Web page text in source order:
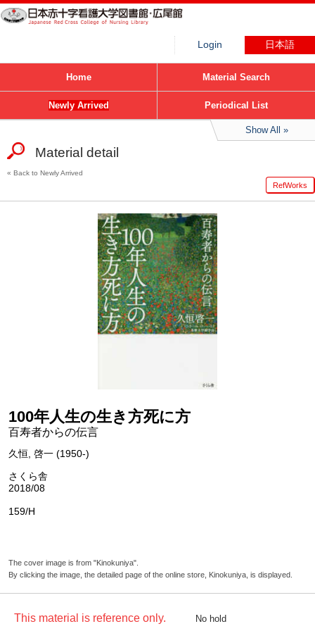
Login 日本語
Home Material Search
Newly Arrived Periodical List
Show All
Material detail
Back to Newly Arrived
RefWorks
100年人生の生き方死に方
百寿者からの伝言
久恒, 啓一 (1950-)
さくら舎
2018/08
159/H
The cover image is from "Kinokuniya".
By clicking the image, the detailed page of the online store, Kinokuniya, is displayed.
This material is reference only. No hold